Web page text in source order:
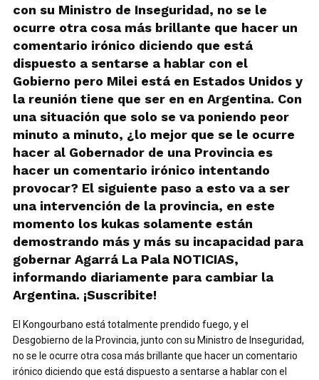
con su Ministro de Inseguridad, no se le
ocurre otra cosa más brillante que hacer un
comentario irónico diciendo que está
dispuesto a sentarse a hablar con el
Gobierno pero Milei está en Estados Unidos y
la reunión tiene que ser en en Argentina. Con
una situación que solo se va poniendo peor
minuto a minuto, ¿lo mejor que se le ocurre
hacer al Gobernador de una Provincia es
hacer un comentario irónico intentando
provocar? El siguiente paso a esto va a ser
una intervención de la provincia, en este
momento los kukas solamente están
demostrando más y más su incapacidad para
gobernar Agarrá La Pala NOTICIAS,
informando diariamente para cambiar la
Argentina. ¡Suscribite!
El Kongourbano está totalmente prendido fuego, y el
Desgobierno de la Provincia, junto con su Ministro de Inseguridad,
no se le ocurre otra cosa más brillante que hacer un comentario
irónico diciendo que está dispuesto a sentarse a hablar con el